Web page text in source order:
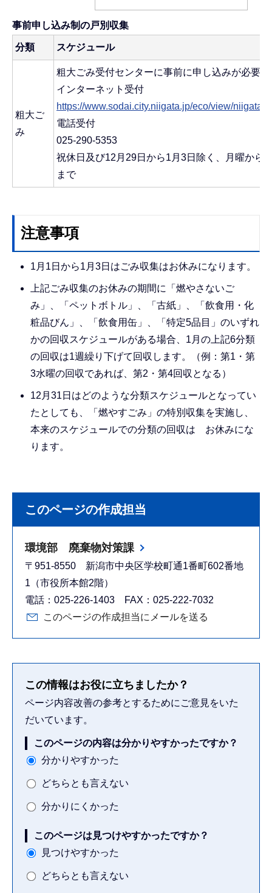
事前申し込み制の戸別収集
分類 スケジュール
粗大ご
み
粗大ごみ受付センターに事前に申し込みが必要
インターネット受付
https://www.sodai.city.niigata.jp/eco/view/niigata/
電話受付
025-290-5353
祝休日及び12月29日から1月3日除く、月曜から
まで
注意事項
1月1日から1月3日はごみ収集はお休みになります。
上記ごみ収集のお休みの期間に「燃やさないご
み」、「ペットボトル」、「古紙」、「飲食用・化
粧品びん」、「飲食用缶」、「特定5品目」のいずれ
かの回収スケジュールがある場合、1月の上記6分類
の回収は1週繰り下げて回収します。（例：第1・第
3水曜の回収であれば、第2・第4回収となる）
12月31日はどのような分類スケジュールとなってい
たとしても、「燃やすごみ」の特別収集を実施し、
本来のスケジュールでの分類の回収は お休みにな
ります。
このページの作成担当
環境部 廃棄物対策課
〒951-8550 新潟市中央区学校町通1番町602番地
1（市役所本館2階）
電話：025-226-1403 FAX：025-222-7032
このページの作成担当にメールを送る
この情報はお役に立ちましたか？
ページ内容改善の参考とするためにご意見をいた
だいています。
このページの内容は分かりやすかったですか？
分かりやすかった
どちらとも言えない
分かりにくかった
このページは見つけやすかったですか？
見つけやすかった
どちらとも言えない